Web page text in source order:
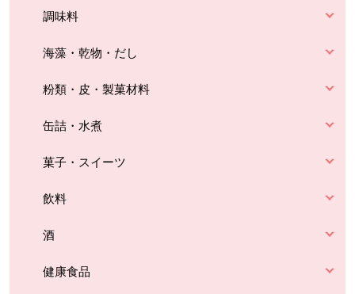
調味料
海藻・乾物・だし
粉類・皮・製菓材料
缶詰・水煮
菓子・スイーツ
飲料
酒
健康食品